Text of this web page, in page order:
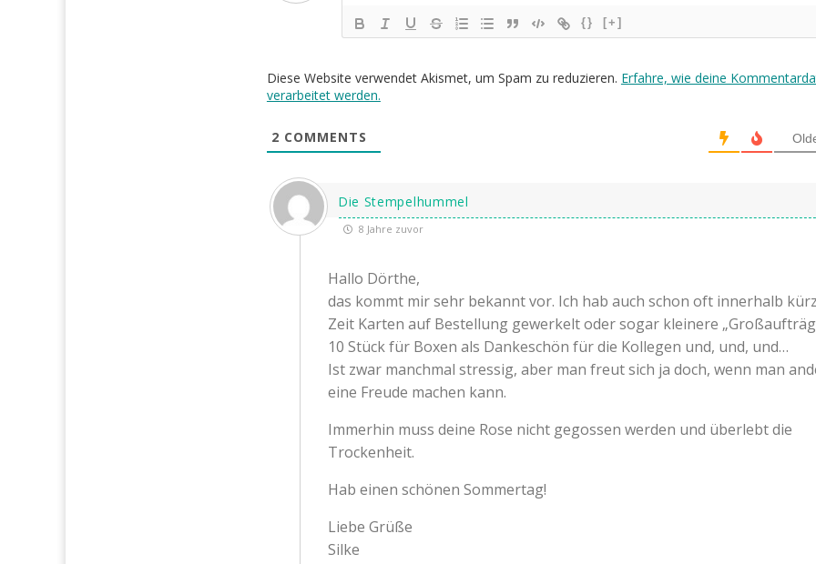
{} [+]
Diese Website verwendet Akismet, um Spam zu reduzieren. Erfahre, wie deine
verarbeitet werden.
2 COMMENTS
Die Stempelhummel
8 Jahre zuvor
Hallo Dörthe,
das kommt mir sehr bekannt vor. Ich hab auch schon oft innerhalb
Zeit Karten auf Bestellung gewerkelt oder sogar kleinere
10 Stück für Boxen als Dankeschön für die Kollegen und, und, und…
Ist zwar manchmal stressig, aber man freut sich ja doch, wenn man
eine Freude machen kann.
Immerhin muss deine Rose nicht gegossen werden und überlebt die
Trockenheit.
Hab einen schönen Sommertag!
Liebe Grüße
Silke